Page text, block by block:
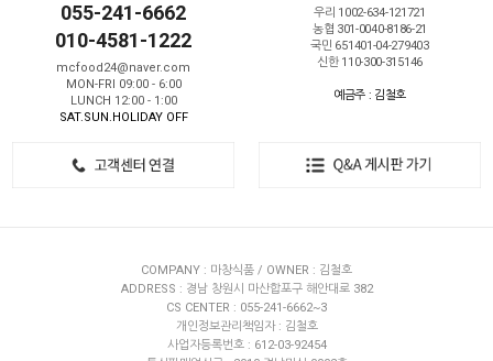
055-241-6662
010-4581-1222
mcfood24@naver.com
MON-FRI 09:00 - 6:00
LUNCH 12:00 - 1:00
SAT.SUN.HOLIDAY OFF
우리 1002-634-121721
농협 301-0040-8186-21
국민 651401-04-279403
신한 110-300-315146
예금주 : 김철호
COMPANY : 마창식품 / OWNER : 김철호
ADDRESS : 경남 창원시 마산합포구 해안대로 382
CS CENTER : 055-241-6662~3
개인정보관리책임자 : 김철호
사업자등록번호 : 612-03-92454